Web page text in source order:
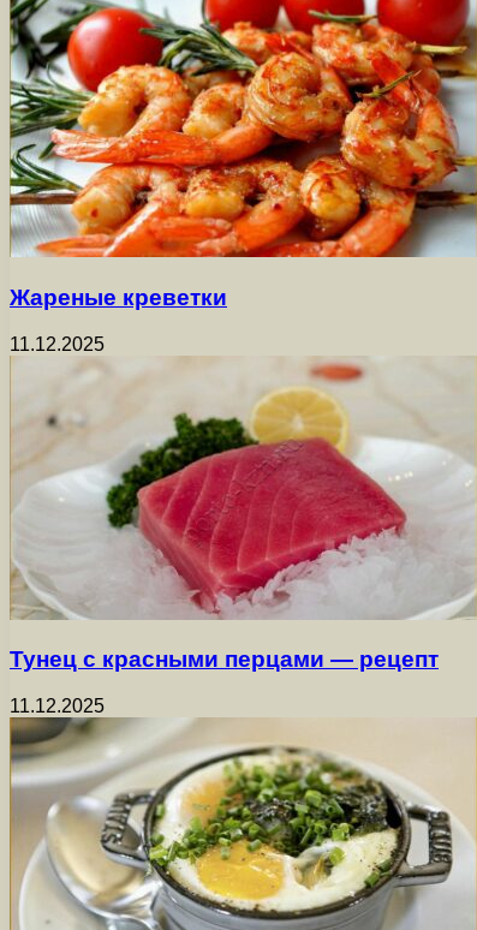
Жареные креветки
11.12.2025
Тунец с красными перцами — рецепт
11.12.2025